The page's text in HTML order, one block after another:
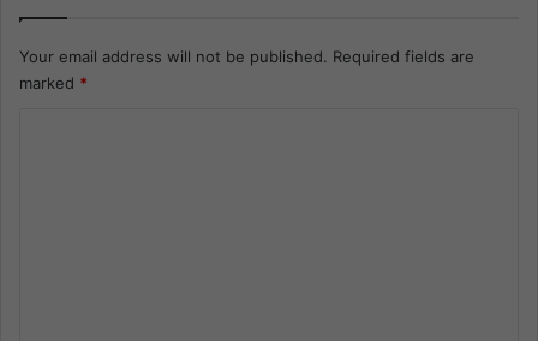
Your email address will not be published. Required fields are
marked *